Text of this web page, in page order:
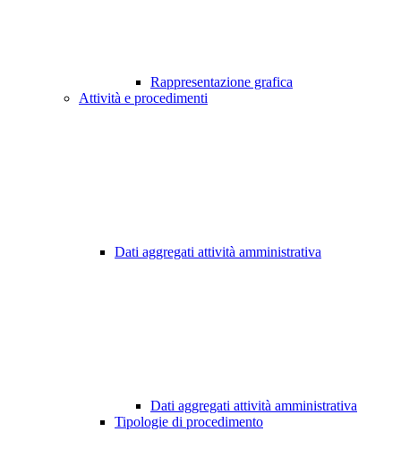
Rappresentazione grafica
Attività e procedimenti
Dati aggregati attività amministrativa
Dati aggregati attività amministrativa
Tipologie di procedimento